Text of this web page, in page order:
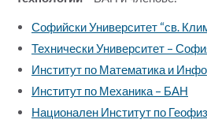
Софийски Университет “св.
Технически Университет –
Институт по Математика и
Институт по Механика – БАН
Национален Институт по